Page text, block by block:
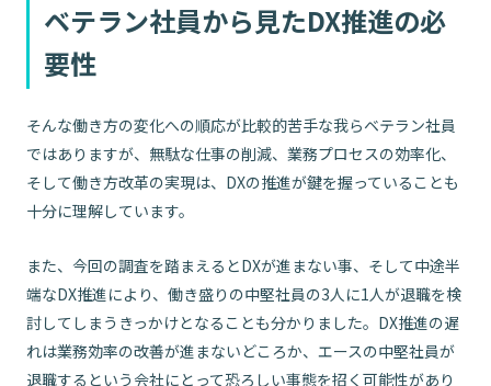
ベテラン社員から見たDX推進の必
要性
そんな働き方の変化への順応が比較的苦手な我らベテラン社員
ではありますが、無駄な仕事の削減、業務プロセスの効率化、
そして働き方改革の実現は、DXの推進が鍵を握っていることも
十分に理解しています。
また、今回の調査を踏まえるとDXが進まない事、そして中途半
端なDX推進により、働き盛りの中堅社員の3人に1人が退職を検
討してしまうきっかけとなることも分かりました。DX推進の遅
れは業務効率の改善が進まないどころか、エースの中堅社員が
退職するという会社にとって恐ろしい事態を招く可能性があり